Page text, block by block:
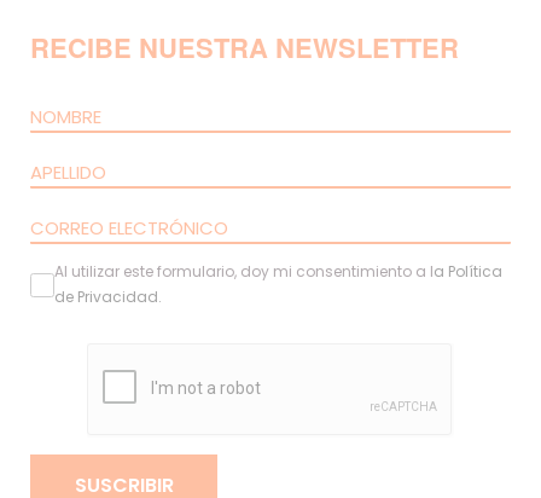
RECIBE NUESTRA NEWSLETTER
Al utilizar este formulario, doy mi consentimiento a la Política
de Privacidad.
SUSCRIBIR